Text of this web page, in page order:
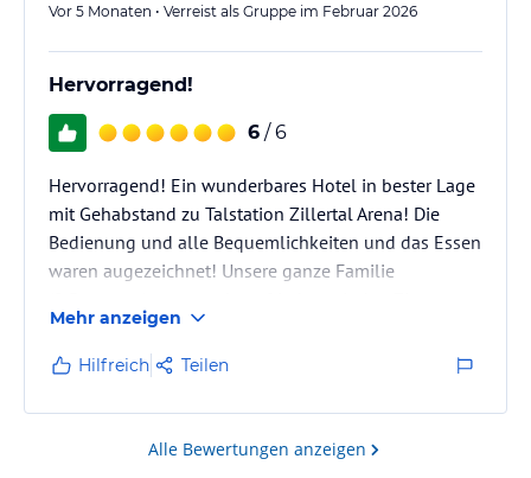
Vor 5 Monaten • Verreist als Gruppe im Februar 2026
Hervorragend!
6 / 6
Hervorragend! Ein wunderbares Hotel in bester Lage
mit Gehabstand zu Talstation Zillertal Arena! Die
Bedienung und alle Bequemlichkeiten und das Essen
waren augezeichnet! Unsere ganze Familie
(2 Doppelzimmer und 1 gr.Familienzimmer).
Die Pool-und Saunaanlage auch hervorragend!
Mehr anzeigen
Hilfreich Teilen
Alle Bewertungen anzeigen